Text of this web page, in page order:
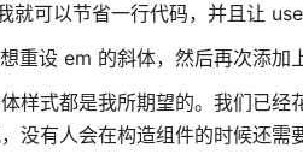
可以节省一行代码，并且让
设 em 的斜体，然后再次添加
样式都是我所期望的。我们已
没有人会在构造组件的时候还